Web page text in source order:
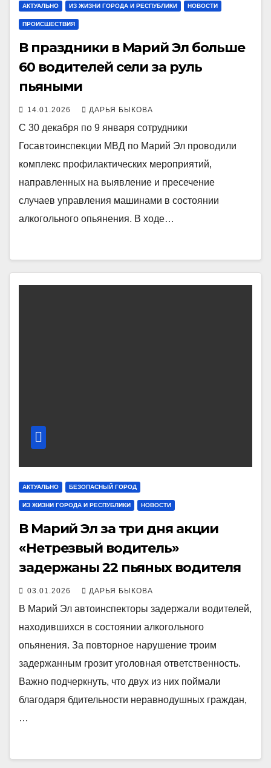
АКТУАЛЬНО ИЗ ЖИЗНИ ГОРОДА И РЕСПУБЛИКИ НОВОСТИ
ПРОИСШЕСТВИЯ
В праздники в Марий Эл больше
60 водителей сели за руль
пьяными
14.01.2026 ДАРЬЯ БЫКОВА
С 30 декабря по 9 января сотрудники
Госавтоинспекции МВД по Марий Эл проводили
комплекс профилактических мероприятий,
направленных на выявление и пресечение
случаев управления машинами в состоянии
алкогольного опьянения. В ходе…
АКТУАЛЬНО БЕЗОПАСНЫЙ ГОРОД
ИЗ ЖИЗНИ ГОРОДА И РЕСПУБЛИКИ НОВОСТИ
В Марий Эл за три дня акции
«Нетрезвый водитель»
задержаны 22 пьяных водителя
03.01.2026 ДАРЬЯ БЫКОВА
В Марий Эл автоинспекторы задержали водителей,
находившихся в состоянии алкогольного
опьянения. За повторное нарушение троим
задержанным грозит уголовная ответственность.
Важно подчеркнуть, что двух из них поймали
благодаря бдительности неравнодушных граждан,
…